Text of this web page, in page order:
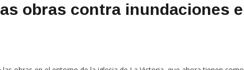
obras contra inundaciones